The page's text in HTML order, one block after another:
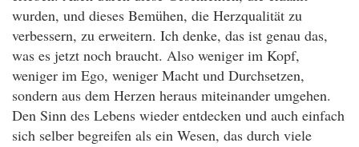
wurden, und dieses Bemühen, die Herzqualität zu
verbessern, zu erweitern. Ich denke, das ist genau das,
was es jetzt noch braucht. Also weniger im Kopf,
weniger im Ego, weniger Macht und Durchsetzen,
sondern aus dem Herzen heraus miteinander umgehen.
Den Sinn des Lebens wieder entdecken und auch einfach
sich selber begreifen als ein Wesen, das durch viele